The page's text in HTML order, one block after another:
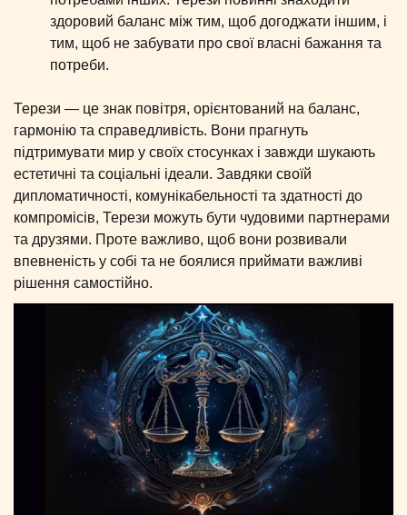
здоровий баланс між тим, щоб догоджати іншим, і
тим, щоб не забувати про свої власні бажання та
потреби.
Терези — це знак повітря, орієнтований на баланс,
гармонію та справедливість. Вони прагнуть
підтримувати мир у своїх стосунках і завжди шукають
естетичні та соціальні ідеали. Завдяки своїй
дипломатичності, комунікабельності та здатності до
компромісів, Терези можуть бути чудовими партнерами
та друзями. Проте важливо, щоб вони розвивали
впевненість у собі та не боялися приймати важливі
рішення самостійно.